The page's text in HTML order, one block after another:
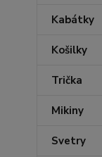
Kabátky
Košilky
Trička
Mikiny
Svetry